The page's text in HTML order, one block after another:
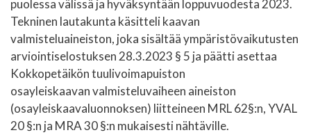
puolessa välissä ja hyväksyntään loppuvuodesta 2023.
Tekninen lautakunta käsitteli kaavan
valmisteluaineiston, joka sisältää ympäristövaikutusten
arviointiselostuksen 28.3.2023 § 5 ja päätti asettaa
Kokkopetäikön tuulivoimapuiston
osayleiskaavan valmisteluvaiheen aineiston
(osayleiskaavaluonnoksen) liitteineen MRL 62§:n, YVAL
20 §:n ja MRA 30 §:n mukaisesti nähtäville.